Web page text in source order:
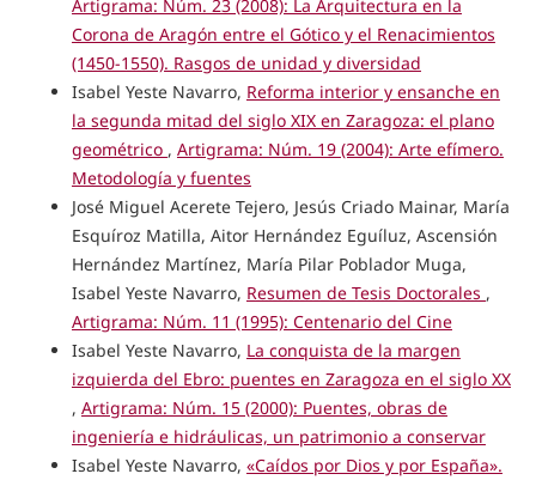
Artigrama: Núm. 23 (2008): La Arquitectura en la
Corona de Aragón entre el Gótico y el Renacimientos
(1450-1550). Rasgos de unidad y diversidad
Isabel Yeste Navarro, Reforma interior y ensanche en
la segunda mitad del siglo XIX en Zaragoza: el plano
geométrico , Artigrama: Núm. 19 (2004): Arte efímero.
Metodología y fuentes
José Miguel Acerete Tejero, Jesús Criado Mainar, María
Esquíroz Matilla, Aitor Hernández Eguíluz, Ascensión
Hernández Martínez, María Pilar Poblador Muga,
Isabel Yeste Navarro, Resumen de Tesis Doctorales ,
Artigrama: Núm. 11 (1995): Centenario del Cine
Isabel Yeste Navarro, La conquista de la margen
izquierda del Ebro: puentes en Zaragoza en el siglo XX
, Artigrama: Núm. 15 (2000): Puentes, obras de
ingeniería e hidráulicas, un patrimonio a conservar
Isabel Yeste Navarro, «Caídos por Dios y por España».